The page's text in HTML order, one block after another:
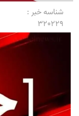
شناسه خبر :
320229